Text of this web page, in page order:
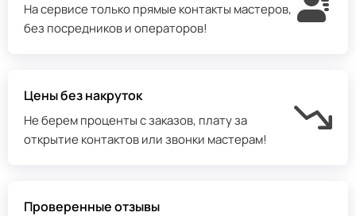
На сервисе только прямые контакты мастеров,
без посредников и операторов!
Цены без накруток
Не берем проценты с заказов, плату за
открытие контактов или звонки мастерам!
Проверенные отзывы